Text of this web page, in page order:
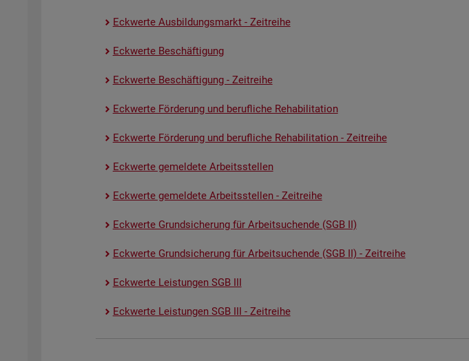
Eck­wer­te Aus­bil­dungs­markt - Zeit­rei­he
Eck­wer­te Be­schäf­ti­gung
Eck­wer­te Be­schäf­ti­gung - Zeit­rei­he
Eck­wer­te För­de­rung und be­ruf­li­che Re­ha­bi­li­ta­ti­on
Eck­wer­te För­de­rung und be­ruf­li­che Re­ha­bi­li­ta­ti­on - Zeit­rei­he
Eck­wer­te ge­mel­de­te Ar­beits­stel­len
Eck­wer­te ge­mel­de­te Ar­beits­stel­len - Zeit­rei­he
Eck­wer­te Grund­si­che­rung für Ar­beit­su­chen­de (SGB II)
Eck­wer­te Grund­si­che­rung für Ar­beit­su­chen­de (SGB II) - Zeit­rei­he
Eck­wer­te Leis­tun­gen SGB III
Eck­wer­te Leis­tun­gen SGB III - Zeit­rei­he